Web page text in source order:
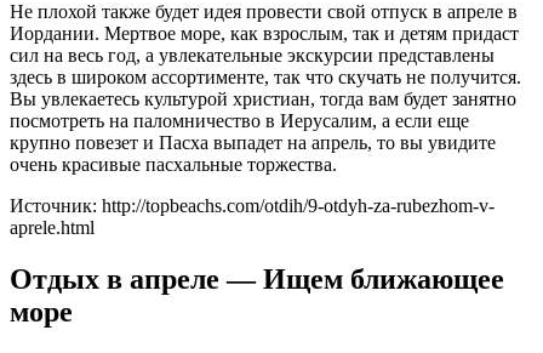
Не плохой также будет идея провести свой отпуск в апреле в
Иордании. Мертвое море, как взрослым, так и детям придаст
сил на весь год, а увлекательные экскурсии представлены
здесь в широком ассортименте, так что скучать не получится.
Вы увлекаетесь культурой христиан, тогда вам будет занятно
посмотреть на паломничество в Иерусалим, а если еще
крупно повезет и Пасха выпадет на апрель, то вы увидите
очень красивые пасхальные торжества.
Источник: http://topbeachs.com/otdih/9-otdyh-za-rubezhom-v-
aprele.html
Отдых в апреле — Ищем ближающее
море